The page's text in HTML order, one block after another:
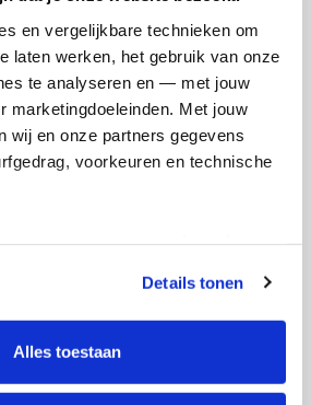
en vergelijkbare technieken om
laten werken, het gebruik van onze
te analyseren en — met jouw
Met jouw
wij en onze partners gegevens
voorkeuren en technische
op elk moment wijzigen of
onderaan de pagina. De
vinden in het tabblad “details”.
Details tonen
Alles toestaan
extra.